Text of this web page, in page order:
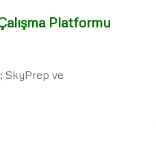
Platformu
SkyPrep ve